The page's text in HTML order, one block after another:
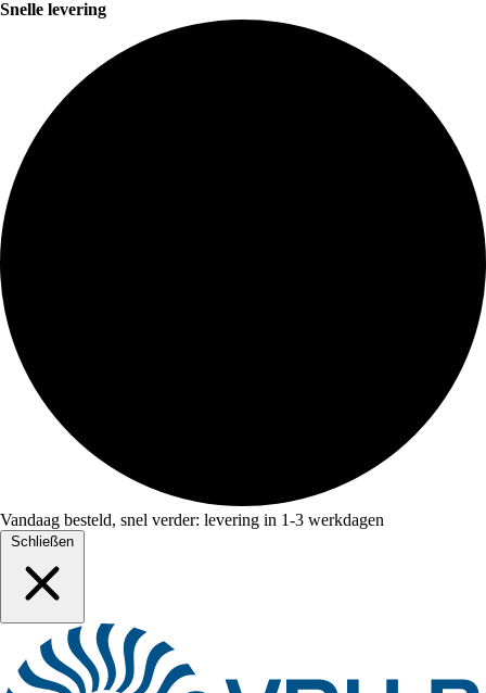
Snelle levering
Vandaag besteld, snel verder: levering in 1-3 werkdagen
Schließen